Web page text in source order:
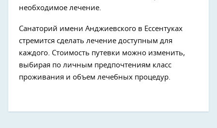
необходимое лечение.
Санаторий имени Анджиевского в Ессентуках
стремится сделать лечение доступным для
каждого. Стоимость путевки можно изменить,
выбирая по личным предпочтениям класс
проживания и объем лечебных процедур.